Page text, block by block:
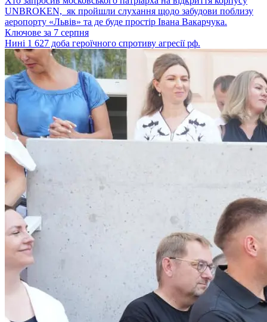
UNBROKEN, як пройшли слухання щодо забудови поблизу
аеропорту «Львів» та де буде простір Івана Вакарчука.
Ключове за 7 серпня
Нині 1 627 доба героїчного спротиву агресії рф.